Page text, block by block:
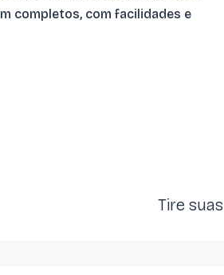
completos, com facilidades e
Tire